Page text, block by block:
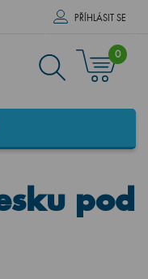
PŘÍHLÁSIT SE
0
pod